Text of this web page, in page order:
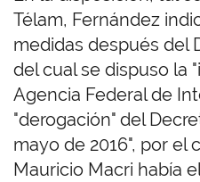
Télam, Fernández
medidas después del
del cual se dispuso la
Agencia Federal de
"derogación" del
mayo de 2016", por el
Mauricio Macri había